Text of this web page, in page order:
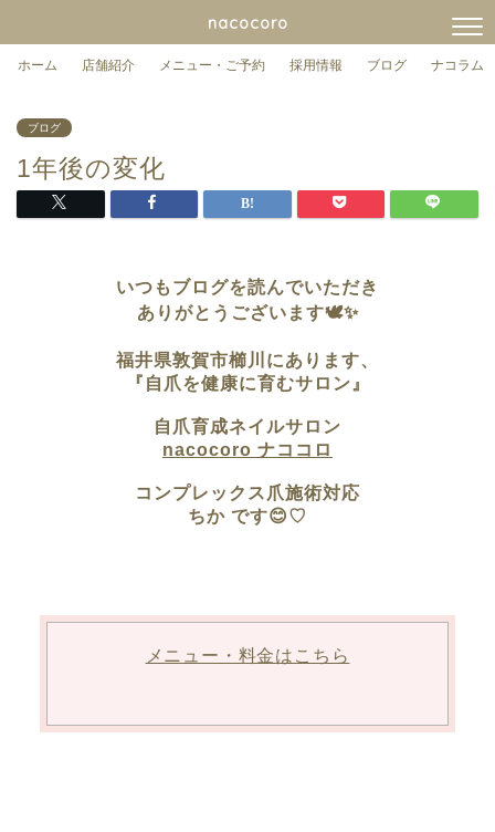
nacocoro
ホーム 店舗紹介 メニュー・ご予約 採用情報 ブログ ナコラム
ブログ
1年後の変化
いつもブログを読んでいただき
ありがとうございます🕊✨
福井県敦賀市櫛川にあります、
『自爪を健康に育むサロン』
自爪育成ネイルサロン
nacocoro ナココロ
コンプレックス爪施術対応
ちか です😊♡
メニュー・料金はこちら